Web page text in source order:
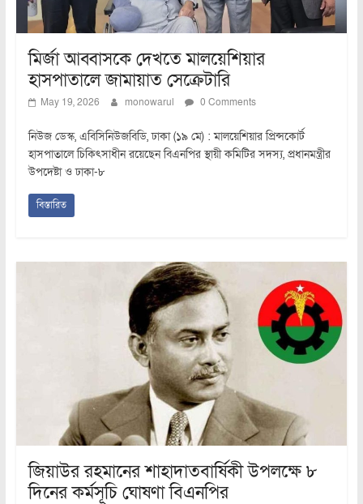
মির্জা আব্বাসকে দেখতে মালয়েশিয়ার
হাসপাতালে জামায়াত সেক্রেটারি
May 19, 2026 monowarul 0 Comments
নিউজ ডেস্ক, এবিসিনিউজবিডি, ঢাকা (১৯ মে) : মালয়েশিয়ার প্রিন্সকোর্ট
হাসপাতালে চিকিৎসাধীন রয়েছেন বিএনপির স্থায়ী কমিটির সদস্য, প্রধানমন্ত্রীর
উপদেষ্টা ও ঢাকা-৮
বিস্তারিত
জিয়াউর রহমানের শাহাদাতবার্ষিকী উপলক্ষে ৮
দিনের কর্মসূচি ঘোষণা বিএনপির